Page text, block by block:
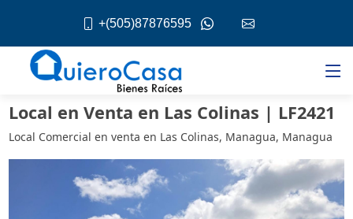
+(505)87876595
Local en Venta en Las Colinas | LF2421
Local Comercial en venta en Las Colinas, Managua, Managua